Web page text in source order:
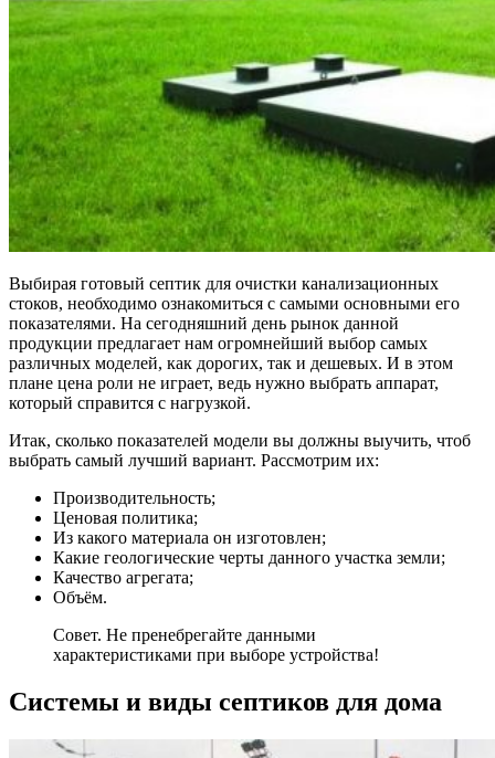
Выбирая готовый септик для очистки канализационных
стоков, необходимо ознакомиться с самыми основными его
показателями. На сегодняшний день рынок данной
продукции предлагает нам огромнейший выбор самых
различных моделей, как дорогих, так и дешевых. И в этом
плане цена роли не играет, ведь нужно выбрать аппарат,
который справится с нагрузкой.
Итак, сколько показателей модели вы должны выучить, чтоб
выбрать самый лучший вариант. Рассмотрим их:
Производительность;
Ценовая политика;
Из какого материала он изготовлен;
Какие геологические черты данного участка земли;
Качество агрегата;
Объём.
Совет. Не пренебрегайте данными
характеристиками при выборе устройства!
Системы и виды септиков для дома